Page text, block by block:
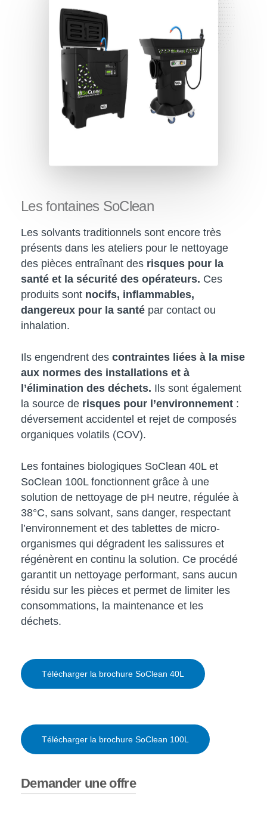
Les fontaines SoClean
Les solvants traditionnels sont encore très
présents dans les ateliers pour le nettoyage
des pièces entraînant des risques pour la
santé et la sécurité des opérateurs. Ces
produits sont nocifs, inflammables,
dangereux pour la santépar contact ou
inhalation.
Ils engendrent des contraintes liées à la mise
aux normes des installations et à
l’élimination des déchets. Ils sont également
la source de risques pour l’environnement:
déversement accidentel et rejet de composés
organiques volatils (COV).
Les fontaines biologiques SoClean 40L et
SoClean 100L fonctionnent grâce à une
solution de nettoyage de pH neutre, régulée à
38°C, sans solvant, sans danger, respectant
l’environnement et des tablettes de micro-
organismes qui dégradent les salissures et
régénèrent en continu la solution. Ce procédé
garantit un nettoyage performant, sans aucun
résidu sur les pièces et permet de limiter les
consommations, la maintenance et les
déchets.
Télécharger la brochure SoClean 40L
Télécharger la brochure SoClean 100L
Demander une offre